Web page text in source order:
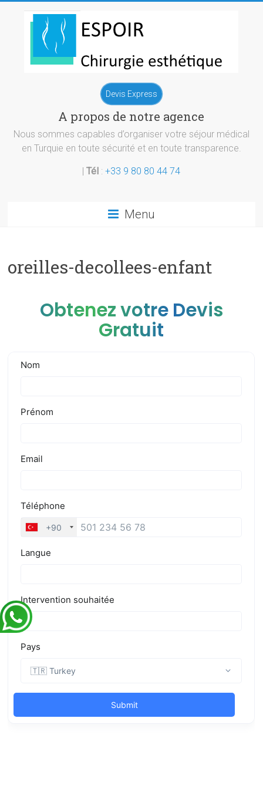
esthetique
Turquie
Devis Express
A propos de notre agence
Nous sommes capables d’organiser votre séjour médical
en Turquie en toute sécurité et en toute transparence.
|Tél :+33 9 80 80 44 74
Menu
oreilles-decollees-enfant
Obtenez votre Devis
Gratuit